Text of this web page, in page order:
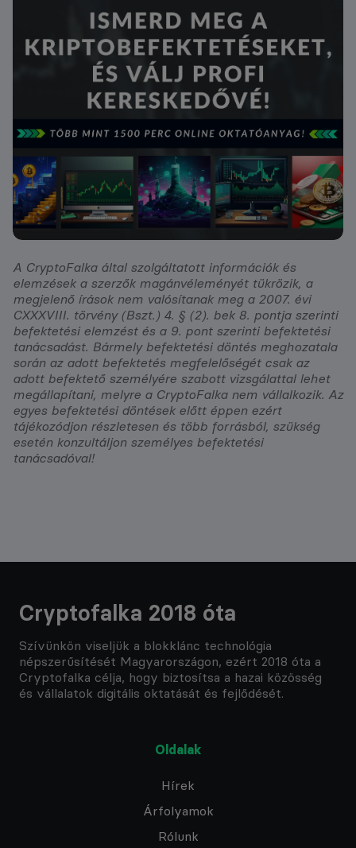
A CryptoFalka által szolgáltatott információk és
elemzések a szerzők magánvéleményét tükrözik, a
megjelenő írások nem valósítanak meg a 2007. évi
CXXXVIII. törvény (Bszt.) 4. § (2). bek 8. pontja szerinti
befektetési elemzést és a 9. pont szerinti befektetési
tanácsadást. Bármely befektetési döntés meghozatala
során az adott befektetés megfelelőségét csak az
adott befektető személyére szabott vizsgálattal lehet
megállapítani, melyre a CryptoFalka nem vállalkozik. Az
egyes befektetési döntések előtt éppen ezért
tájékozódjon részletesen és több forrásból, szükség
esetén konzultáljon személyes befektetési
tanácsadóval!
Cryptofalka 2018 óta
Szívünkön viseljük a blokklánc technológia
népszerűsítését Magyarországon, ezért 2018 óta a
Cryptofalka célja, hogy biztosítsa a hazai közösség
és vállalatok digitális oktatását és fejlődését.
Oldalak
Hírek
Árfolyamok
Rólunk